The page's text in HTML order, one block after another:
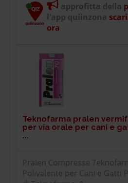
approfitta della
l'app quiinzona
ora
Teknofarma pralen
per via orale per cani e
...
Pralen Compresse
Polivalente per Cani e Gatti